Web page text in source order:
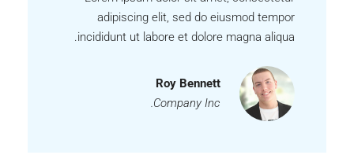
adipiscing elit, sed do eiusmod tempor
incididunt ut labore et dolore magna aliqua.
Roy Bennett
Company Inc.